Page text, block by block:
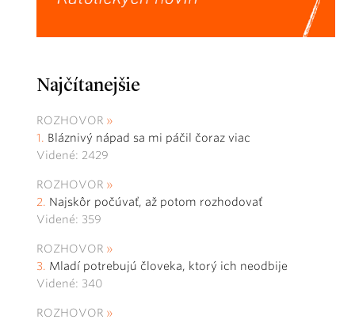
Najčítanejšie
ROZHOVOR
Bláznivý nápad sa mi páčil čoraz viac
Videné: 2429
ROZHOVOR
Najskôr počúvať, až potom rozhodovať
Videné: 359
ROZHOVOR
Mladí potrebujú človeka, ktorý ich neodbije
Videné: 340
ROZHOVOR